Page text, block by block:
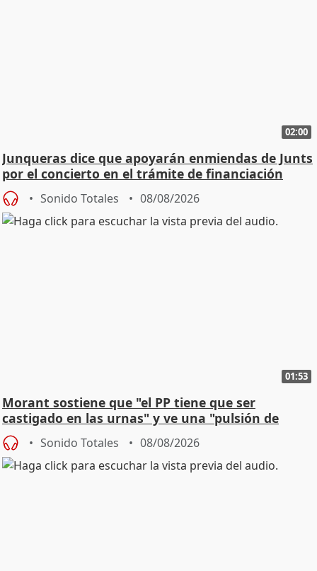
02:00
Junqueras dice que apoyarán enmiendas de Junts
por el concierto en el trámite de financiación
Sonido Totales 08/08/2026
01:53
Morant sostiene que "el PP tiene que ser
castigado en las urnas" y ve una "pulsión de
cambio"
Sonido Totales 08/08/2026